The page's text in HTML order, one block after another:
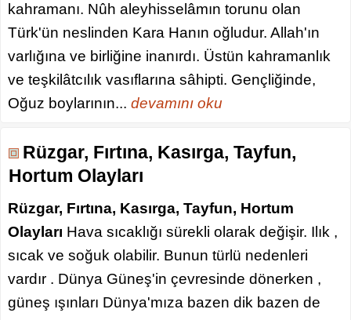
kahramanı. Nûh aleyhisselâmın torunu olan
Türk'ün neslinden Kara Hanın oğludur. Allah'ın
varlığına ve birliğine inanırdı. Üstün kahramanlık
ve teşkilâtcılık vasıflarına sâhipti. Gençliğinde,
Oğuz boylarının... devamını oku
Rüzgar, Fırtına, Kasırga, Tayfun,
Hortum Olayları
Rüzgar, Fırtına, Kasırga, Tayfun, Hortum
Olayları Hava sıcaklığı sürekli olarak değişir. Ilık ,
sıcak ve soğuk olabilir. Bunun türlü nedenleri
vardır . Dünya Güneş'in çevresinde dönerken ,
güneş ışınları Dünya'mıza bazen dik bazen de